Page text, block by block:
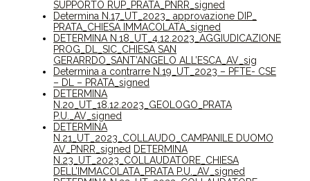
SUPPORTO RUP_PRATA_PNRR_signed
Determina N.17_UT_2023_ approvazione DIP_
PRATA_CHIESA IMMACOLATA_signed
DETERMINA N.18_UT_4.12.2023_AGGIUDICAZIONE
PROG_DL_SIC_CHIESA SAN
GERARRDO_SANT’ANGELO ALL’ESCA_AV_sig
Determina a contrarre N.19_UT_2023 – PFTE- CSE
– DL – PRATA_signed
DETERMINA
N.20_UT_18.12.2023_GEOLOGO_PRATA
P.U._AV_signed
DETERMINA
N.21_UT_2023_COLLAUDO_CAMPANILE DUOMO
AV_PNRR_signed DETERMINA
N.23_UT_2023_COLLAUDATORE_CHIESA
DELL’IMMACOLATA_PRATA P.U._AV_signed